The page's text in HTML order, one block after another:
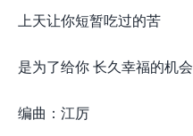
上天让你短暂吃过的苦
是为了给你 长久幸福的机会
编曲：江厉